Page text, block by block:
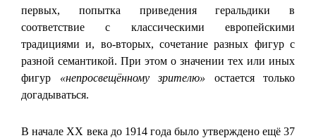
первых, попытка приведения геральдики в
соответствие с классическими европейскими
традициями и, во-вторых, сочетание разных фигур с
разной семантикой. При этом о значении тех или иных
фигур «непросвещённому зрителю» остается только
догадываться.
В начале XX века до 1914 года было утверждено ещё 37